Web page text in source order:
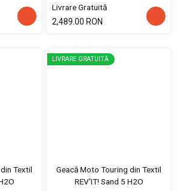
Livrare Gratuită
2,489.00 RON
Textil
LIVRARE GRATUITĂ
Geacă Moto Touring din Textil
REV'IT! Sand 5 H2O